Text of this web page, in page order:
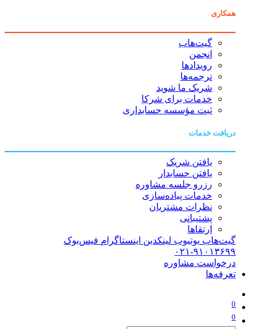
همکاری
گیت‌هاب
انجمن
رویدادها
ترجمه‌ها
شریک ما شوید
خدمات برای شرکا
ثبت مؤسسه حسابداری
دریافت خدمات
یافتن شریک
یافتن حسابدار
رزرو جلسه مشاوره
خدمات پیاده‌سازی
نظرات مشتریان
پشتیبانی
ارتقاها
گیت‌هاب یوتیوب لینکدین اینستاگرام فیس‌بوک
۰۲۱-۹۱۰۱۳۶۹۹
درخواست مشاوره
تعرفه‌ها
0
0